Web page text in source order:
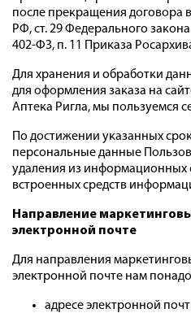
после прекращения договора
РФ, ст. 29 Федерального
402-ФЗ, п. 11 Приказа
Для хранения и обработки
для оформления заказа на
Аптека Ригла, мы пользуемся
По достижении указанных
персональные данные
удаления из информационных
встроенных средств
Направление
электронной почте
Для направления
электронной почте нам
адресе электронной